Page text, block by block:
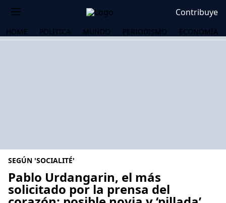
Contribuye
HOME POLÍTICA MUNDO PERIODISMO ECONOMÍA
SEGÚN 'SOCIALITÉ'
Pablo Urdangarin, el más
solicitado por la prensa del